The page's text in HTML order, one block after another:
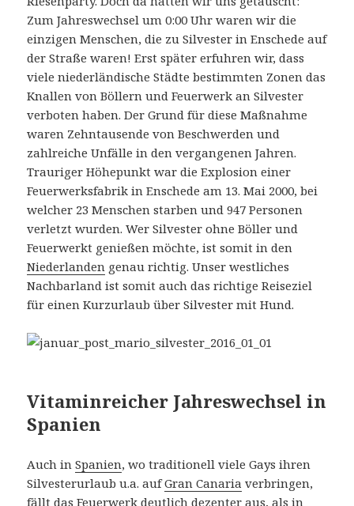
Zum Jahreswechsel um 0:00 Uhr waren wir die
einzigen Menschen, die zu Silvester in Enschede auf
der Straße waren! Erst später erfuhren wir, dass
viele niederländische Städte bestimmten Zonen das
Knallen von Böllern und Feuerwerk an Silvester
verboten haben. Der Grund für diese Maßnahme
waren Zehntausende von Beschwerden und
zahlreiche Unfälle in den vergangenen Jahren.
Trauriger Höhepunkt war die Explosion einer
Feuerwerksfabrik in Enschede am 13. Mai 2000, bei
welcher 23 Menschen starben und 947 Personen
verletzt wurden. Wer Silvester ohne Böller und
Feuerwerkt genießen möchte, ist somit in den
Niederlanden genau richtig. Unser westliches
Nachbarland ist somit auch das richtige Reiseziel
für einen Kurzurlaub über Silvester mit Hund.
Vitaminreicher Jahreswechsel in
Spanien
Auch inSpanien, wo traditionell viele Gays ihren
Silvesterurlaub u.a. aufGran Canaria verbringen,
fällt das Feuerwerk deutlich dezenter aus, als in